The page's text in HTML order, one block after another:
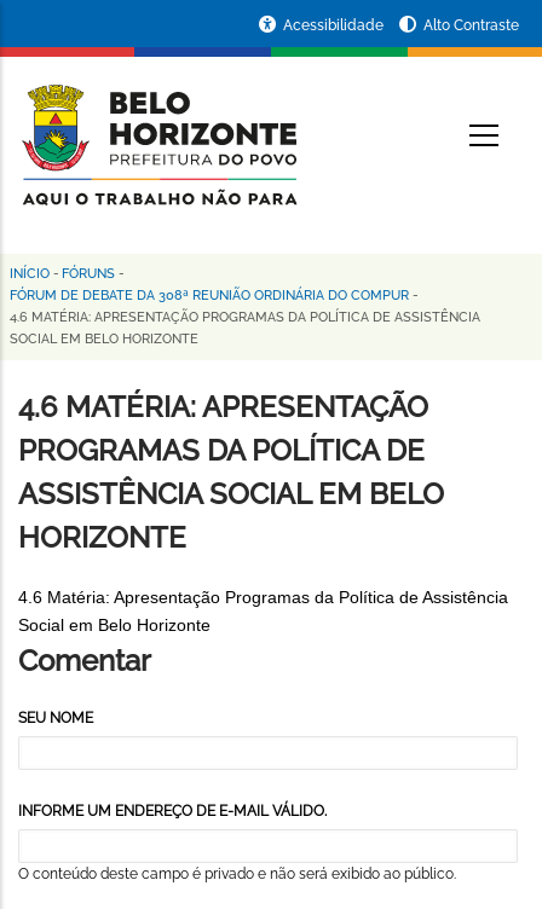
conteúdo
principal
da
Prefeitura
de
Horizonte
Acessibilidade Alto Contraste
Trilha
de
INÍCIO - FÓRUNS -
FÓRUM DE DEBATE DA 308ª REUNIÃO ORDINÁRIA DO COMPUR -
4.6 MATÉRIA: APRESENTAÇÃO PROGRAMAS DA POLÍTICA DE ASSISTÊNCIA
SOCIAL EM BELO HORIZONTE
4.6 MATÉRIA: APRESENTAÇÃO
PROGRAMAS DA POLÍTICA DE
ASSISTÊNCIA SOCIAL EM BELO
HORIZONTE
4.6 Matéria: Apresentação Programas da Política de Assistência
Social em Belo Horizonte
Comentar
SEU NOME
INFORME UM ENDEREÇO DE E-MAIL VÁLIDO.
O conteúdo deste campo é privado e não será exibido ao público.